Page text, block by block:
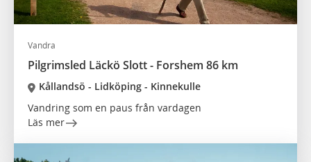
Vandra
Pilgrimsled Läckö Slott - Forshem 86 km
Kållandsö - Lidköping - Kinnekulle
Vandring som en paus från vardagen
Läs mer